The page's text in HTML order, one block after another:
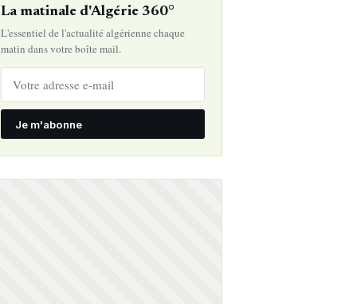
La matinale d'Algérie 360°
L'essentiel de l'actualité algérienne chaque
matin dans votre boîte mail.
Je m'abonne